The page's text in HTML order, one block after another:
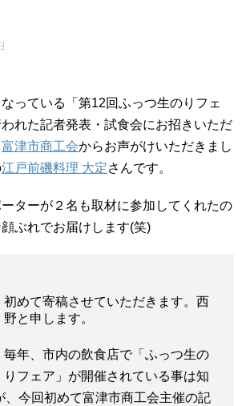
っている「第12回ふっつ生のりフェ
れた記者発表・試食会にお招きいただ
富津市商工会からお声がけいただきまし
江戸前磯料理 大定さんです。
ターが２名も取材に参加してくれたの
ぶれでお届けします(笑)
初めて寄稿させていただきます。西
野と申します。
毎年、市内の飲食店で「ふっつ生の
りフェア」が開催されている事は知
、今回初めて富津市商工会主催の記